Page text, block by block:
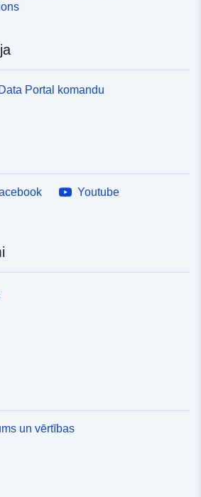
Portal komandu
Youtube
un vērtības